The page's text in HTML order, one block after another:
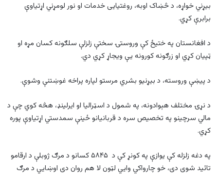
بیړني خواړه، د څښاک اوبه، روغتیایی خدمات او نور لومړني اړتیاوې
برابرې کړي.
د افغانستان په ختیځ کې وروستۍ سختې زلزلې سلګونه کسان مړه او
ټپیان کړي او زرګونه کورونه یې ویجاړ کړي دي.
د پیښې وروسته، د بیړنیو بشري مرستو لپاره پراخه غوښتنې وشوې.
د نړۍ مختلف هېوادونه، په شمول د اسټرالیا او ایرلینډ، هڅه کوي چې د
مالي سرچینو په تخصیص سره د قربانیانو ځینې سمدستي اړتیاوې پوره
کړي.
په دغه زلزله کې یوازې په کونړ کې د ۵۸۴۵ کسانو د مرګ ژوبلې د ارقامو
تائید شوی دی، خو چارواکي وایي لټون لا هم روان دی اوښایي د مرګ